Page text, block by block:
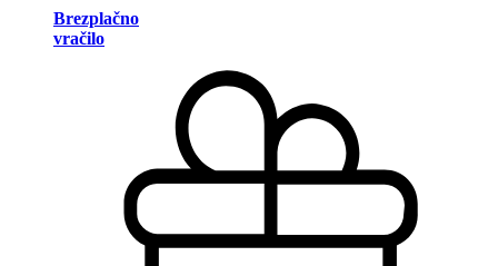
Brezplačno
vračilo